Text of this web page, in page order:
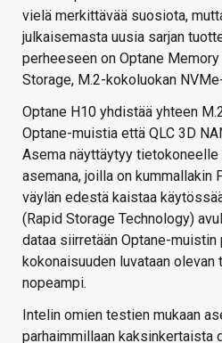
vielä merkittävää suosiota,
julkaisemasta uusia sarjan
perheeseen on Optane
Storage, M.2-kokoluokan
Optane H10 yhdistää yhteen
Optane-muistia että QLC 3D
Asema näyttäytyy
asemana, joilla on kummallakin
väylän edestä kaistaa
(Rapid Storage Technology)
dataa siirretään Optane-muistin
kokonaisuuden luvataan
nopeampi.
Intelin omien testien mukaan
parhaimmillaan kaksinkertaista